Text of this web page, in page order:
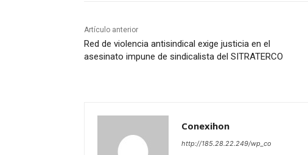
Artículo anterior
Red de violencia antisindical exige justicia en el
asesinato impune de sindicalista del SITRATERCO
Conexihon
http://185.28.22.249/wp_co